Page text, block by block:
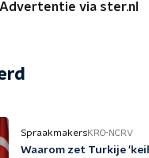
Advertentie via ster.nl
SpraakmakersKRO-NCRV
Waarom zet Turkije